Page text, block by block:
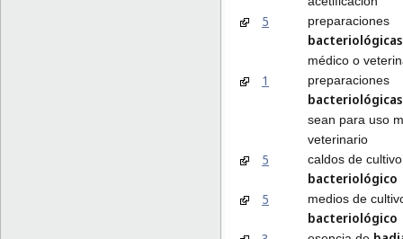
5 preparaciones
bacteriológicas
médico o
1 preparaciones
bacteriológicas
sean para uso
veterinario
5 caldos de
bacteriológico
5
medios de
bacteriológico